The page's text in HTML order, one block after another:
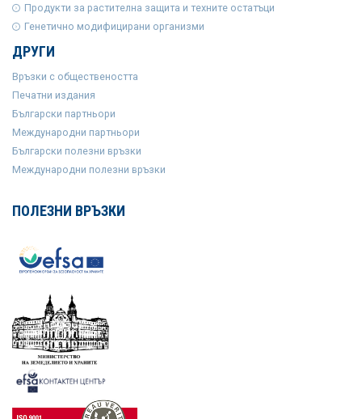
Продукти за растителна защита и техните остатъци
Генетично модифицирани организми
ДРУГИ
Връзки с обществеността
Печатни издания
Български партньори
Международни партньори
Български полезни връзки
Международни полезни връзки
ПОЛЕЗНИ ВРЪЗКИ